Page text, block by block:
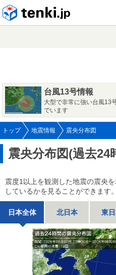
台風13号情報
大型で非常に強い台風13
でいます
トップ 地震情報 震央分布図
震央分布図(過去24
震度1以上を観測した地震の震央
しているかを見ることができます。
日本全体 北日本 東